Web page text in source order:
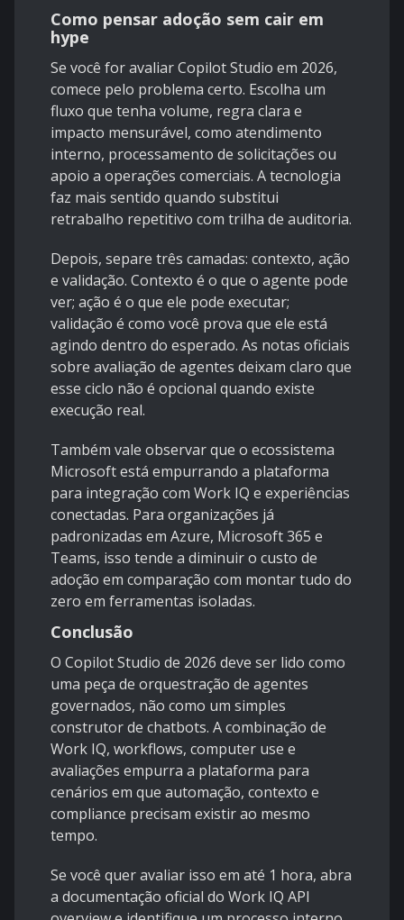
Como pensar adoção sem cair em
hype
Se você for avaliar Copilot Studio em 2026,
comece pelo problema certo. Escolha um
fluxo que tenha volume, regra clara e
impacto mensurável, como atendimento
interno, processamento de solicitações ou
apoio a operações comerciais. A tecnologia
faz mais sentido quando substitui
retrabalho repetitivo com trilha de auditoria.
Depois, separe três camadas: contexto, ação
e validação. Contexto é o que o agente pode
ver; ação é o que ele pode executar;
validação é como você prova que ele está
agindo dentro do esperado. As notas oficiais
sobre avaliação de agentes deixam claro que
esse ciclo não é opcional quando existe
execução real.
Também vale observar que o ecossistema
Microsoft está empurrando a plataforma
para integração com Work IQ e experiências
conectadas. Para organizações já
padronizadas em Azure, Microsoft 365 e
Teams, isso tende a diminuir o custo de
adoção em comparação com montar tudo do
zero em ferramentas isoladas.
Conclusão
O Copilot Studio de 2026 deve ser lido como
uma peça de orquestração de agentes
governados, não como um simples
construtor de chatbots. A combinação de
Work IQ, workflows, computer use e
avaliações empurra a plataforma para
cenários em que automação, contexto e
compliance precisam existir ao mesmo
tempo.
Se você quer avaliar isso em até 1 hora, abra
a documentação oficial do Work IQ API